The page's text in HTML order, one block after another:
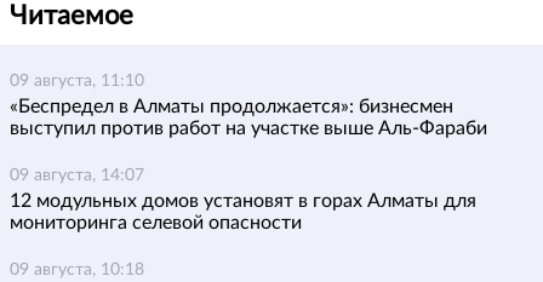
Читаемое
09 августа, 11:10
«Беспредел в Алматы продолжается»: бизнесмен
выступил против работ на участке выше Аль-Фараби
09 августа, 14:07
12 модульных домов установят в горах Алматы для
мониторинга селевой опасности
09 августа, 10:18